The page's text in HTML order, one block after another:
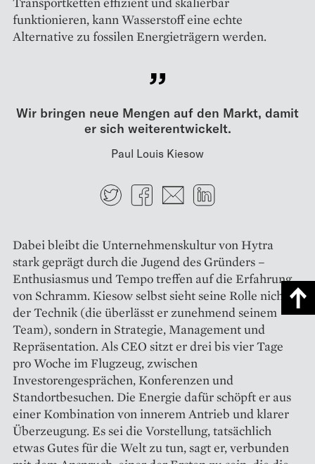
funktionieren, kann Wasser­stoff eine echte
Alternative zu fossilen Energieträgern werden.
Wir bringen neue Mengen auf den Markt, damit
er sich weiterentwickelt.
Paul Louis Kiesow
TwitterFacebook
E-mail
Dabei bleibt die Unternehmenskultur von Hytra
stark geprägt durch die Jugend des Gründers –
Enthusiasmus und Tempo treffen auf die Erfahrung
von Schramm. Kiesow selbst sieht seine Rolle nicht in
der Technik (die überlässt er zunehmend seinem
Team), sondern in Strategie, Management und
Repräsentation. Als CEO sitzt er drei bis vier Tage
pro Woche im Flugzeug, zwischen
Investorengesprächen, Konferenzen und
Standortbesuchen. Die Energie dafür schöpft er aus
einer Kombination von innerem Antrieb und klarer
Überzeugung. Es sei die Vorstellung, tatsächlich
etwas Gutes für die Welt zu tun, sagt er, verbunden